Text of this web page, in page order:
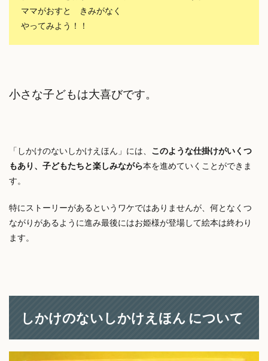
ママがおすと きみがなく
やってみよう！！
小さな子どもは大喜びです。
「しかけのないしかけえほん」には、 このような仕掛けがいくつ
もあり、子どもたちと楽しみながら本を進めていくことができま
す。
特にストーリーがあるというワケではありませんが、何となくつ
ながりがあるように進み最後にはお姫様が登場して絵本は終わり
ます。
しかけのないしかけえほん について